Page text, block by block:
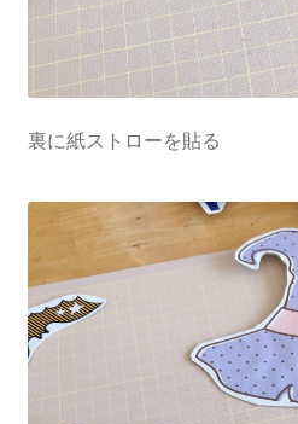
裏に紙ストローを貼る